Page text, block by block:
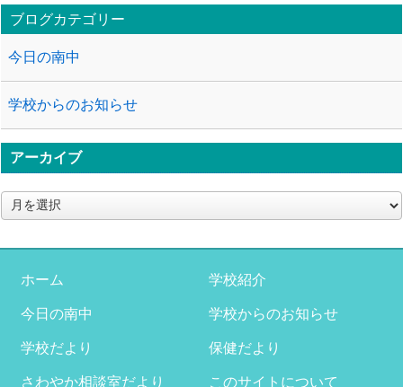
ブログカテゴリー
今日の南中
学校からのお知らせ
アーカイブ
ア
ー
イ
ホーム 学校紹介
今日の南中 学校からのお知らせ
学校だより 保健だより
さわやか相談室だより このサイトについて